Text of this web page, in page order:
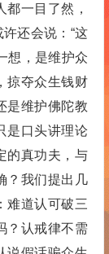
一目了然，
还会说：“这
想，是维护众
掠夺众生钱财
是维护佛陀教
是口头讲理论
的真功夫，与
？我们提出几
难道认可破三
？认戒律不需